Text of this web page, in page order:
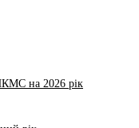
на 2026 рік